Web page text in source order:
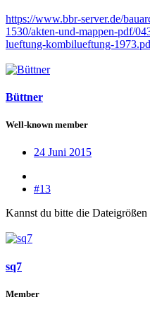
https://www.bbr-server.de/
1530/akten-und-mappen-pdf/
lueftung-kombilueftung-
Büttner
Well-known member
24 Juni 2015
#13
Kannst du bitte die
sq7
Member